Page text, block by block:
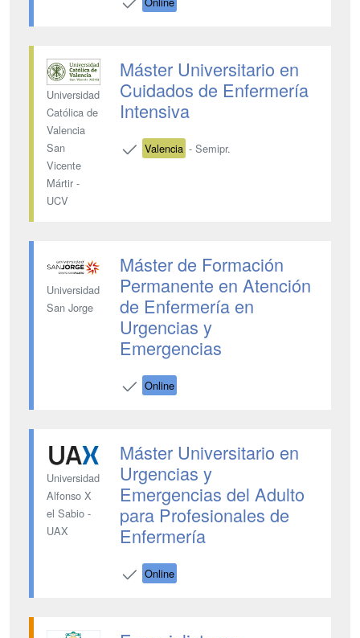
Universidad
Católica de
Valencia
San
Vicente
Mártir -
UCV
Máster Universitario en
Cuidados de Enfermería
Intensiva
Valencia - Semipr.
Universidad
San Jorge
Máster de Formación
Permanente en Atención
de Enfermería en
Urgencias y
Emergencias
Online
Universidad
Alfonso X
el Sabio -
UAX
Máster Universitario en
Urgencias y
Emergencias del Adulto
para Profesionales de
Enfermería
Online